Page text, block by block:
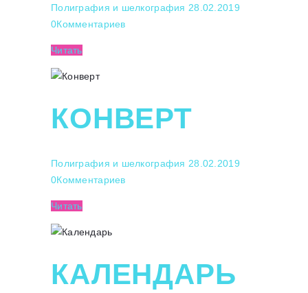
Полиграфия и шелкография 28.02.2019
0Комментариев
Читать
КОНВЕРТ
Полиграфия и шелкография 28.02.2019
0Комментариев
Читать
КАЛЕНДАРЬ